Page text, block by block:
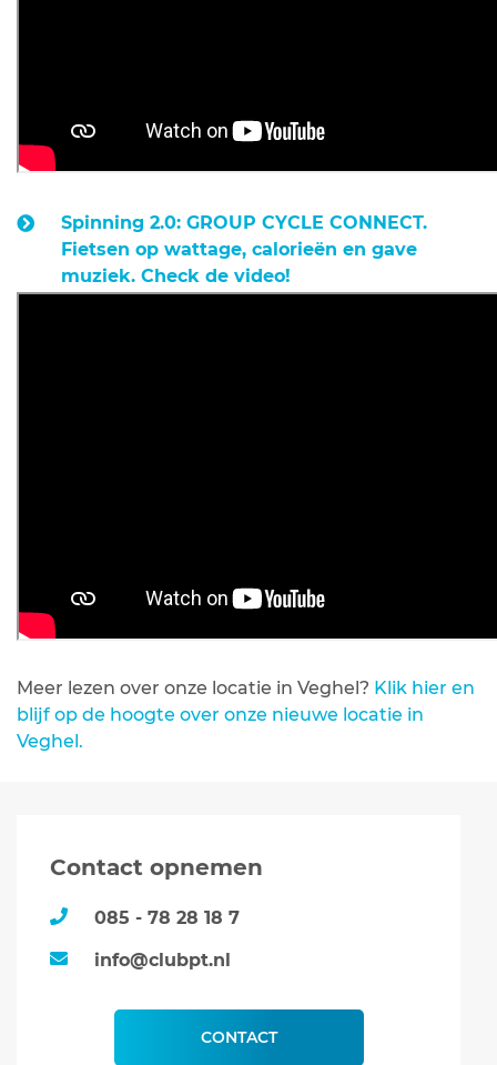
Spinning 2.0: GROUP CYCLE CONNECT.
Fietsen op wattage, calorieën en gave
muziek. Check de video!
Meer lezen over onze locatie in Veghel? Klik hier en
blijf op de hoogte over onze nieuwe locatie in
Veghel.
Contact opnemen
085 - 78 28 18 7
info@clubpt.nl
CONTACT